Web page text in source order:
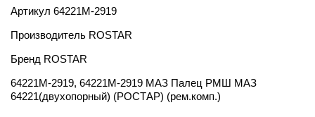
Артикул 64221М-2919
Производитель ROSTAR
Бренд ROSTAR
64221М-2919, 64221М-2919 МАЗ Палец РМШ МАЗ
64221(двухопорный) (РОСТАР) (рем.комп.)